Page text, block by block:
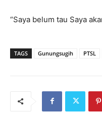
“Saya belum tau Saya
TAGS Gunungsugih PTSL